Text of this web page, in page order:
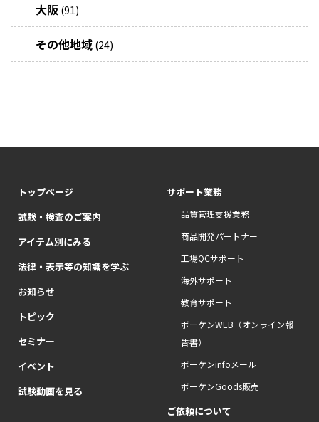
大阪 (91)
その他地域 (24)
トップページ
試験・検査のご案内
アイテム別にみる
法律・表示等の知識を学ぶ
お知らせ
トピック
セミナー
イベント
試験動画を見る
サポート業務
品質管理支援業務
商品開発パートナー
工場QCサポート
海外サポート
教育サポート
ボーケンWEB（オンライン報
告書）
ボーケンinfoメール
ボーケンGoods販売
ご依頼について